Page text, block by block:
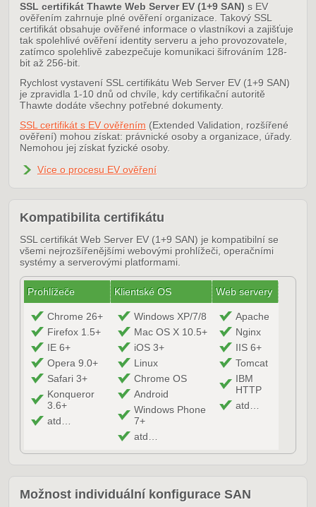
SSL certifikát Thawte Web Server EV (1+9 SAN) s EV
ověřením zahrnuje plné ověření organizace. Takový SSL
certifikát obsahuje ověřené informace o vlastníkovi a zajišťuje
tak spolehlivé ověření identity serveru a jeho provozovatele,
zatímco spolehlivě zabezpečuje komunikaci šifrováním 128-
bit až 256-bit.
Rychlost vystavení SSL certifikátu Web Server EV (1+9 SAN)
je zpravidla 1-10 dnů od chvíle, kdy certifikační autoritě
Thawte dodáte všechny potřebné dokumenty.
SSL certifikát s EV ověřením (Extended Validation, rozšířené
ověření) mohou získat: právnické osoby a organizace, úřady.
Nemohou jej získat fyzické osoby.
Více o procesu EV ověření
Kompatibilita certifikátu
SSL certifikát Web Server EV (1+9 SAN) je kompatibilní se
všemi nejrozšířenějšími webovými prohlížeči, operačními
systémy a serverovými platformami.
Prohlížeče Klientské OS Web servery
Chrome 26+
Firefox 1.5+
IE 6+
Opera 9.0+
Safari 3+
Konqueror
3.6+
atd…
Windows XP/7/8
Mac OS X 10.5+
iOS 3+
Linux
Chrome OS
Android
Windows Phone
7+
atd…
Apache
Nginx
IIS 6+
Tomcat
IBM
HTTP
atd…
Možnost individuální konfigurace SAN